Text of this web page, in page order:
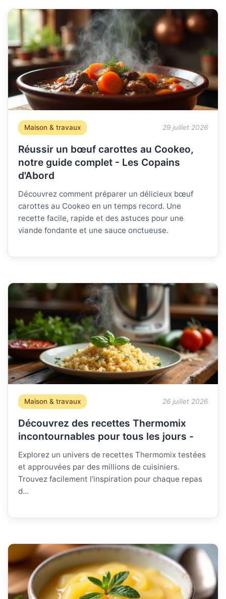
Maison & travaux 29 juillet 2026
Réussir un bœuf carottes au Cookeo,
notre guide complet - Les Copains
d'Abord
Découvrez comment préparer un délicieux bœuf
carottes au Cookeo en un temps record. Une
recette facile, rapide et des astuces pour une
viande fondante et une sauce onctueuse.
Maison & travaux 26 juillet 2026
Découvrez des recettes Thermomix
incontournables pour tous les jours -
Explorez un univers de recettes Thermomix testées
et approuvées par des millions de cuisiniers.
Trouvez facilement l'inspiration pour chaque repas
d...